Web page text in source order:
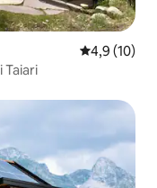
4,9 (10)
Taiari